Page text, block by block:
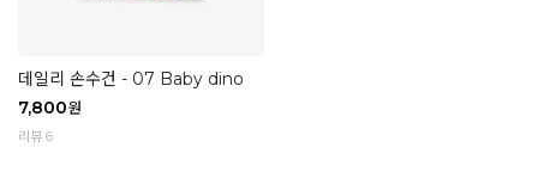
데일리 손수건 - 07 Baby dino
7,800원
리뷰 6